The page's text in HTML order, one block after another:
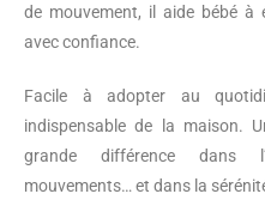
de mouvement, il aide bébé à
avec confiance.
Facile à adopter au
indispensable de la maison.
grande différence dans
mouvements… et dans la